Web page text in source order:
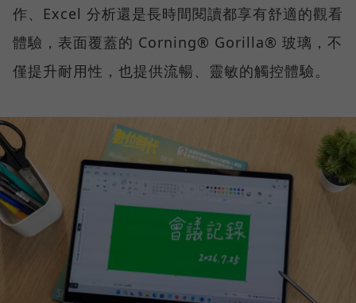
作、Excel 分析還是長時間閱讀都享有舒適的觀看
體驗，表面覆蓋的 Corning® Gorilla® 玻璃，不
僅提升耐用性，也提供流暢、靈敏的觸控體驗。